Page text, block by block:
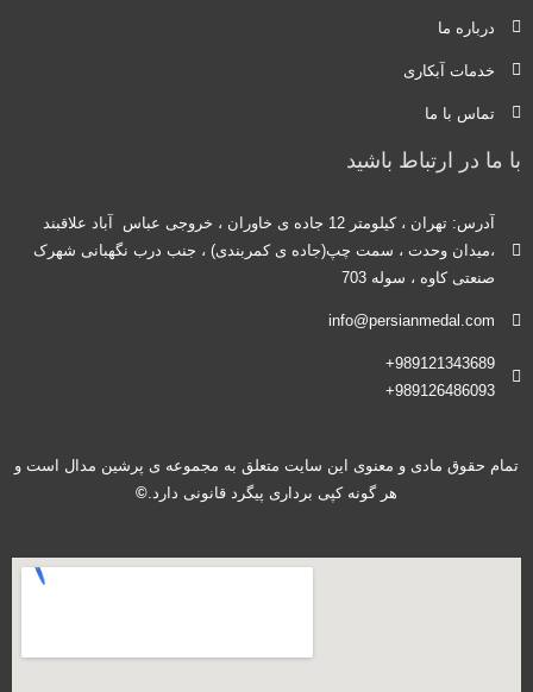
درباره ما
خدمات آبکاری
تماس با ما
با ما در ارتباط باشید
آدرس: تهران ، کیلومتر 12 جاده ی خاوران ، خروجی عباس آباد علاقبند
،میدان وحدت ، سمت چپ(جاده ی کمربندی) ، جنب درب نگهبانی شهرک
صنعتی کاوه ، سوله 703
info@persianmedal.com
989121343689+
989126486093+
تمام حقوق مادی و معنوی این سایت متعلق به مجموعه ی پرشین مدال است و
هر گونه کپی برداری پیگرد قانونی دارد.©